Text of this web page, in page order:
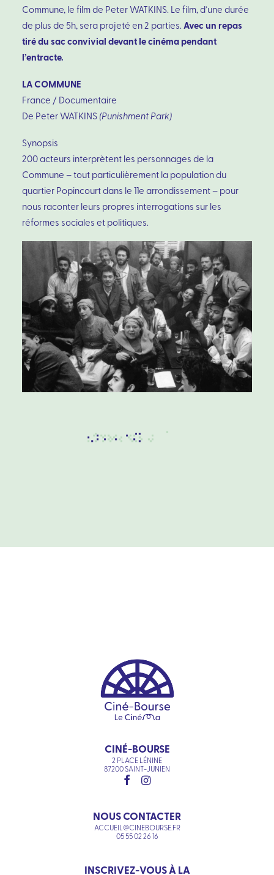
Commune, le film de Peter WATKINS. Le film, d’une durée
de plus de 5h, sera projeté en 2 parties. Avec un repas
tiré du sac convivial devant le cinéma pendant
l’entracte.
LA COMMUNE
France / Documentaire
De Peter WATKINS (Punishment Park)
Synopsis
200 acteurs interprètent les personnages de la
Commune – tout particulièrement la population du
quartier Popincourt dans le 11e arrondissement – pour
nous raconter leurs propres interrogations sur les
réformes sociales et politiques.
CINÉ-BOURSE
2 PLACE LÉNINE
87200 SAINT-JUNIEN
NOUS CONTACTER
ACCUEIL@CINEBOURSE.FR
05 55 02 26 16
INSCRIVEZ-VOUS À LA